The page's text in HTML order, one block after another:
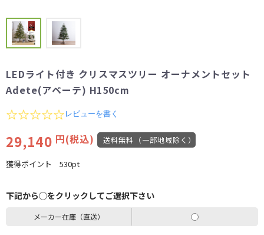
LEDライト付き クリスマスツリー オーナメントセット
Adete(アベーテ) H150cm
0.0
rating
レビューを書く
29,140 円(税込) 送料無料（一部地域除く）
獲得ポイント 530pt
下記から◯をクリックしてご選択下さい
メーカー在庫（直送）